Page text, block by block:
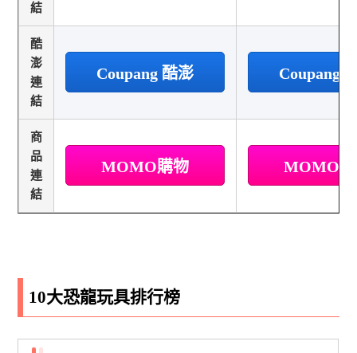
結
酷
澎
連
結
Coupang 酷澎 Coupang
商
品
連
結
MOMO購物 MOMO
10大恐龍玩具排行榜